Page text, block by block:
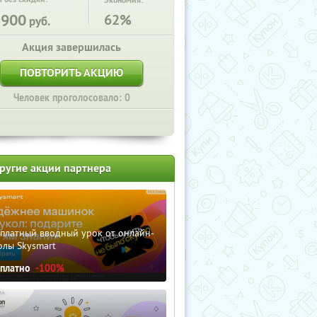
руб. 62%
Акция завершилась
ПОВТОРИТЬ АКЦИЮ
Человек проголосовало: 0
акции партнера
вводный урок от онлайн-
Skysmart
-100%